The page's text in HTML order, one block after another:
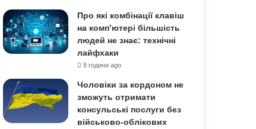
Про які комбінації клавіш
на комп’ютері більшість
людей не знає: технічні
лайфхаки
8 години ago
Чоловіки за кордоном не
зможуть отримати
консульські послуги без
військово-облікових